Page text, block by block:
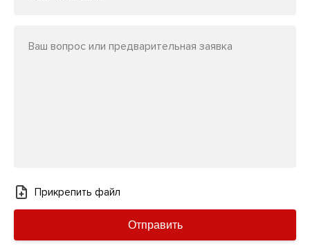
Ваш вопрос или предварительная заявка
Прикрепить файл
Отправить